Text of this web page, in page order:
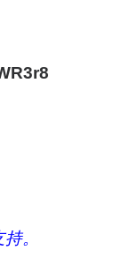
。